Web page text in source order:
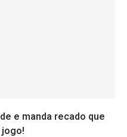
e manda recado que
jogo!